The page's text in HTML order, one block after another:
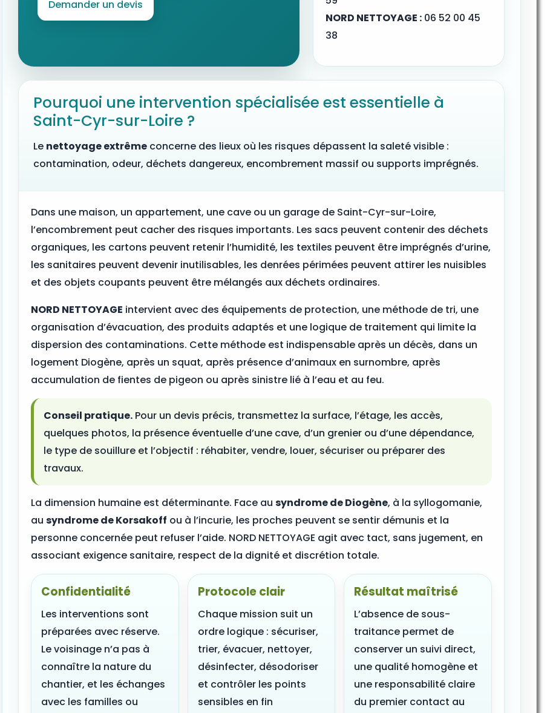
Demander un devis
NORD NETTOYAGE : 06 52 00 45
38
Pourquoi une intervention spécialisée est essentielle à
Saint-Cyr-sur-Loire ?
Le nettoyage extrême concerne des lieux où les risques dépassent la saleté visible :
contamination, odeur, déchets dangereux, encombrement massif ou supports imprégnés.
Dans une maison, un appartement, une cave ou un garage de Saint-Cyr-sur-Loire,
l’encombrement peut cacher des risques importants. Les sacs peuvent contenir des déchets
organiques, les cartons peuvent retenir l’humidité, les textiles peuvent être imprégnés d’urine,
les sanitaires peuvent devenir inutilisables, les denrées périmées peuvent attirer les nuisibles
et des objets coupants peuvent être mélangés aux déchets ordinaires.
NORD NETTOYAGE intervient avec des équipements de protection, une méthode de tri, une
organisation d’évacuation, des produits adaptés et une logique de traitement qui limite la
dispersion des contaminations. Cette méthode est indispensable après un décès, dans un
logement Diogène, après un squat, après présence d’animaux en surnombre, après
accumulation de fientes de pigeon ou après sinistre lié à l’eau et au feu.
Conseil pratique. Pour un devis précis, transmettez la surface, l’étage, les accès,
quelques photos, la présence éventuelle d’une cave, d’un grenier ou d’une dépendance,
le type de souillure et l’objectif : réhabiter, vendre, louer, sécuriser ou préparer des
travaux.
La dimension humaine est déterminante. Face au syndrome de Diogène, à la syllogomanie,
au syndrome de Korsakoff ou à l’incurie, les proches peuvent se sentir démunis et la
personne concernée peut refuser l’aide. NORD NETTOYAGE agit avec tact, sans jugement, en
associant exigence sanitaire, respect de la dignité et discrétion totale.
Confidentialité
Les interventions sont
préparées avec réserve.
Le voisinage n’a pas à
connaître la nature du
chantier, et les échanges
avec les familles ou
Protocole clair
Chaque mission suit un
ordre logique : sécuriser,
trier, évacuer, nettoyer,
désinfecter, désodoriser
et contrôler les points
sensibles en fin
Résultat maîtrisé
L’absence de sous-
traitance permet de
conserver un suivi direct,
une qualité homogène et
une responsabilité claire
du premier contact au